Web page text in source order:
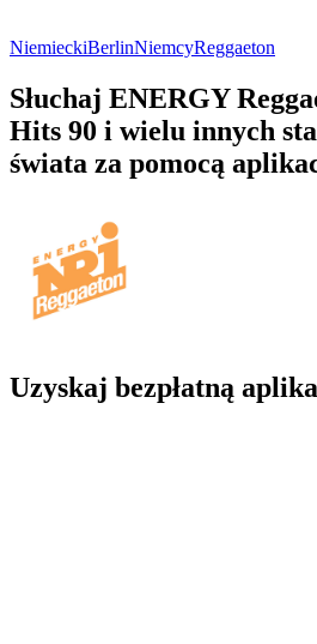
NiemieckiBerlinNiemcyReggaeton
Słuchaj ENERGY
Hits 90 i wielu innych
świata za pomocą
Uzyskaj bezpłatną